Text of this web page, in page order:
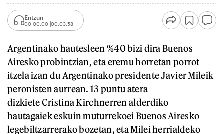
Entzun
00:00:00 00:03:58
Argentinako hautesleen %40 bizi dira Buenos
Airesko probintzian, eta eremu horretan porrot
itzela izan du Argentinako presidente Javier Mileik
peronisten aurrean. 13 puntu atera
dizkiete Cristina Kirchnerren alderdiko
hautagaiek eskuin muturrekoei Buenos Airesko
legebiltzarrerako bozetan, eta Milei herrialdeko